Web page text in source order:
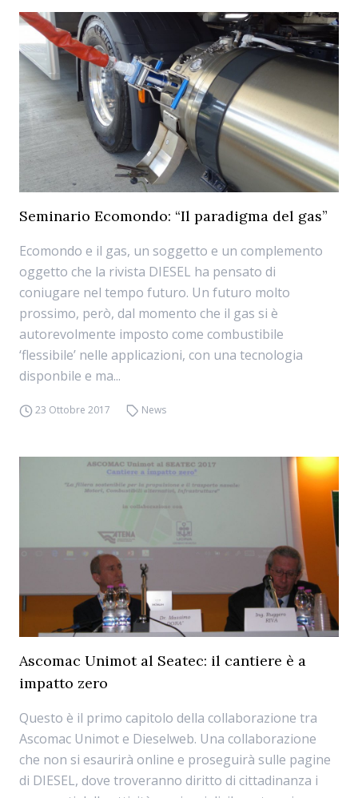
Seminario Ecomondo: “Il paradigma del gas”
Ecomondo e il gas, un soggetto e un complemento
oggetto che la rivista DIESEL ha pensato di
coniugare nel tempo futuro. Un futuro molto
prossimo, però, dal momento che il gas si è
autorevolmente imposto come combustibile
‘flessibile’ nelle applicazioni, con una tecnologia
disponbile e ma...
23 Ottobre 2017 News
Ascomac Unimot al Seatec: il cantiere è a
impatto zero
Questo è il primo capitolo della collaborazione tra
Ascomac Unimot e Dieselweb. Una collaborazione
che non si esaurirà online e proseguirà sulle pagine
di DIESEL, dove troveranno diritto di cittadinanza i